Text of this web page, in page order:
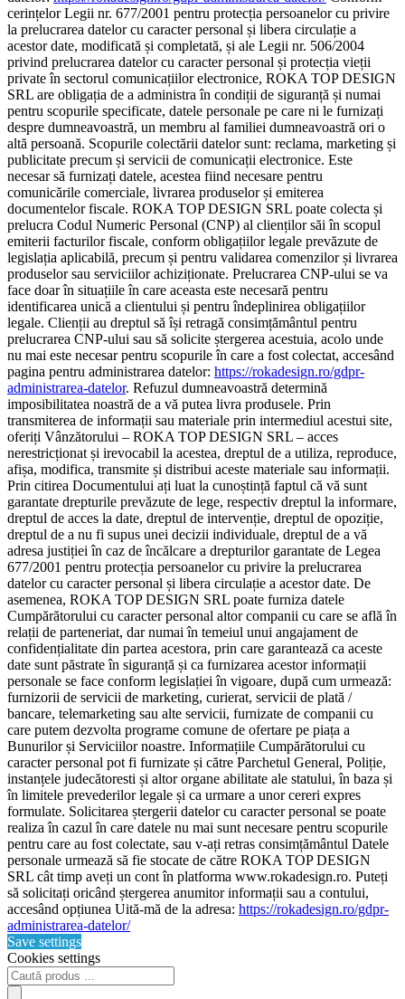
cerințelor Legii nr. 677/2001 pentru protecția persoanelor cu privire
la prelucrarea datelor cu caracter personal și libera circulație a
acestor date, modificată și completată, și ale Legii nr. 506/2004
privind prelucrarea datelor cu caracter personal și protecția vieții
private în sectorul comunicațiilor electronice, ROKA TOP DESIGN
SRL are obligația de a administra în condiții de siguranță și numai
pentru scopurile specificate, datele personale pe care ni le furnizați
despre dumneavoastră, un membru al familiei dumneavoastră ori o
altă persoană. Scopurile colectării datelor sunt: reclama, marketing și
publicitate precum și servicii de comunicații electronice. Este
necesar să furnizați datele, acestea fiind necesare pentru
comunicările comerciale, livrarea produselor și emiterea
documentelor fiscale. ROKA TOP DESIGN SRL poate colecta și
prelucra Codul Numeric Personal (CNP) al clienților săi în scopul
emiterii facturilor fiscale, conform obligațiilor legale prevăzute de
legislația aplicabilă, precum și pentru validarea comenzilor și livrarea
produselor sau serviciilor achiziționate. Prelucrarea CNP-ului se va
face doar în situațiile în care aceasta este necesară pentru
identificarea unică a clientului și pentru îndeplinirea obligațiilor
legale. Clienții au dreptul să își retragă consimțământul pentru
prelucrarea CNP-ului sau să solicite ștergerea acestuia, acolo unde
nu mai este necesar pentru scopurile în care a fost colectat, accesând
pagina pentru administrarea datelor: https://rokadesign.ro/gdpr-
administrarea-datelor. Refuzul dumneavoastră determină
imposibilitatea noastră de a vă putea livra produsele. Prin
transmiterea de informații sau materiale prin intermediul acestui site,
oferiți Vânzătorului – ROKA TOP DESIGN SRL – acces
nerestricționat și irevocabil la acestea, dreptul de a utiliza, reproduce,
afișa, modifica, transmite și distribui aceste materiale sau informații.
Prin citirea Documentului ați luat la cunoștință faptul că vă sunt
garantate drepturile prevăzute de lege, respectiv dreptul la informare,
dreptul de acces la date, dreptul de intervenție, dreptul de opoziție,
dreptul de a nu fi supus unei decizii individuale, dreptul de a vă
adresa justiției în caz de încălcare a drepturilor garantate de Legea
677/2001 pentru protecția persoanelor cu privire la prelucrarea
datelor cu caracter personal și libera circulație a acestor date. De
asemenea, ROKA TOP DESIGN SRL poate furniza datele
Cumpărătorului cu caracter personal altor companii cu care se află în
relații de parteneriat, dar numai în temeiul unui angajament de
confidențialitate din partea acestora, prin care garantează ca aceste
date sunt păstrate în siguranță și ca furnizarea acestor informații
personale se face conform legislației în vigoare, după cum urmează:
furnizorii de servicii de marketing, curierat, servicii de plată /
bancare, telemarketing sau alte servicii, furnizate de companii cu
care putem dezvolta programe comune de ofertare pe piața a
Bunurilor și Serviciilor noastre. Informațiile Cumpărătorului cu
caracter personal pot fi furnizate și către Parchetul General, Poliție,
instanțele judecătoresti și altor organe abilitate ale statului, în baza și
în limitele prevederilor legale și ca urmare a unor cereri expres
formulate. Solicitarea ștergerii datelor cu caracter personal se poate
realiza în cazul în care datele nu mai sunt necesare pentru scopurile
pentru care au fost colectate, sau v-ați retras consimțământul Datele
personale urmează să fie stocate de către ROKA TOP DESIGN
SRL cât timp aveți un cont în platforma www.rokadesign.ro. Puteți
să solicitați oricând ștergerea anumitor informații sau a contului,
accesând opțiunea Uită-mă de la adresa: https://rokadesign.ro/gdpr-
administrarea-datelor/
Save settings
Cookies settings
Products
search